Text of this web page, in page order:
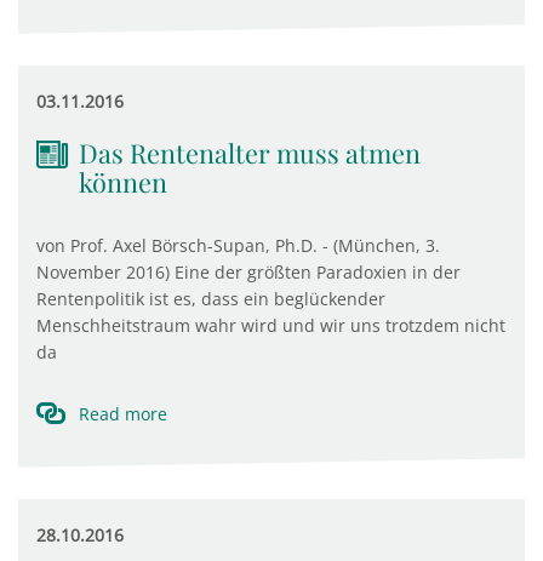
03.11.2016
Das Rentenalter muss atmen
können
von Prof. Axel Börsch-Supan, Ph.D. - (München, 3.
November 2016) Eine der größten Paradoxien in der
Rentenpolitik ist es, dass ein beglückender
Menschheitstraum wahr wird und wir uns trotzdem nicht
da
Read more
28.10.2016